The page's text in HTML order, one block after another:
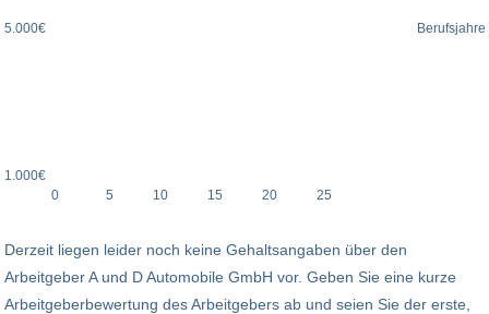
5.000€
1.000€
0
5 10 15 20 25
Berufsjahre
Derzeit liegen leider noch keine Gehaltsangaben über den
Arbeitgeber A und D Automobile GmbH vor. Geben Sie eine kurze
Arbeitgeberbewertung des Arbeitgebers ab und seien Sie der erste,